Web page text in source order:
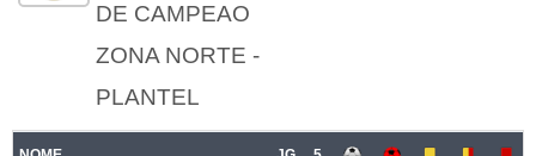
DE CAMPEAO
ZONA NORTE -
PLANTEL